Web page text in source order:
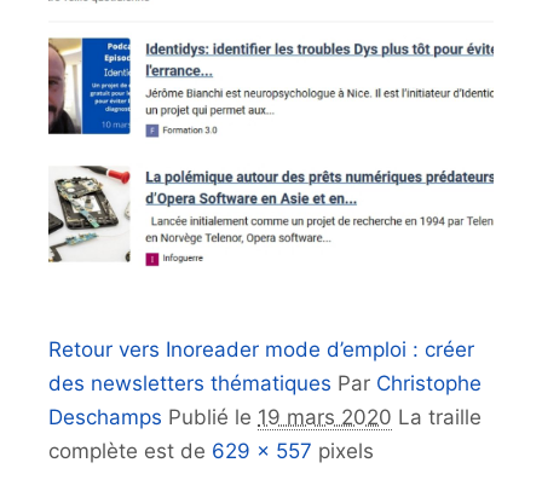
Retour vers Inoreader mode d’emploi : créer
des newsletters thématiques Par Christophe
Deschamps Publié le 19 mars 2020 La traille
complète est de 629 × 557 pixels